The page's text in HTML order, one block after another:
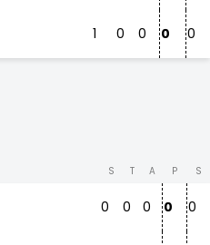
1 0 0 0 0
S T A P S
0 0 0 0 0